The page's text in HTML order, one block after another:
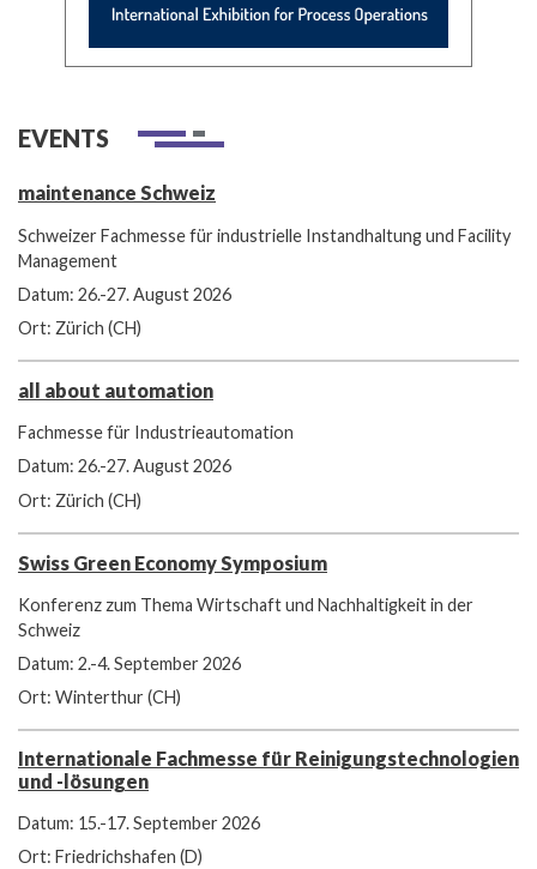
EVENTS
maintenance Schweiz
Schweizer Fachmesse für industrielle Instandhaltung und Facility
Management
Datum: 26.-27. August 2026
Ort: Zürich (CH)
all about automation
Fachmesse für Industrieautomation
Datum: 26.-27. August 2026
Ort: Zürich (CH)
Swiss Green Economy Symposium
Konferenz zum Thema Wirtschaft und Nachhaltigkeit in der
Schweiz
Datum: 2.-4. September 2026
Ort: Winterthur (CH)
Internationale Fachmesse für Reinigungstechnologien
und -lösungen
Datum: 15.-17. September 2026
Ort: Friedrichshafen (D)